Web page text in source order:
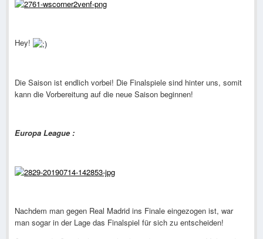
Hey!
Die Saison ist endlich vorbei! Die Finalspiele sind hinter uns, somit
kann die Vorbereitung auf die neue Saison beginnen!
Europa League :
Nachdem man gegen Real Madrid ins Finale eingezogen ist, war
man sogar in der Lage das Finalspiel für sich zu entscheiden!